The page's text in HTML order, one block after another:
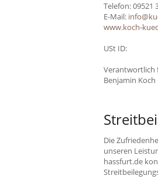
Telefon: 09521
E-Mail:
www.koch-
USt ID:
Verantwortlich
Benjamin Koch
Die
unseren
hassfurt.de